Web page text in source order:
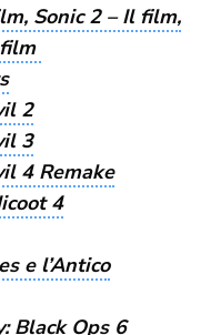
Sonic 2 – Il film,
2
3
4 Remake
4
e l’Antico
Black Ops 6